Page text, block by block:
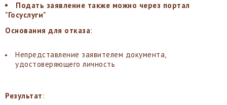
Подать заявление также можно через портал
"Госуслуги"
Основания для отказа:
Непредставление заявителем документа,
удостоверяющего личность
Результат: